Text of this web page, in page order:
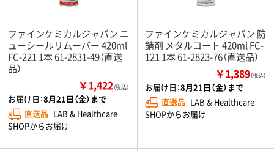
ファインケミカルジャパン ニ
ューシールリムーバー 420ml
FC-221 1本 61-2831-49（直送
品）
￥1,422（税込）
お届け日：8月21日（金）まで
直送品 LAB & Healthcare
SHOPからお届け
ファインケミカルジャパン 防
錆剤 メタルコート 420ml FC-
121 1本 61-2823-76（直送品）
￥1,389（税込）
お届け日：8月21日（金）まで
直送品 LAB & Healthcare
SHOPからお届け